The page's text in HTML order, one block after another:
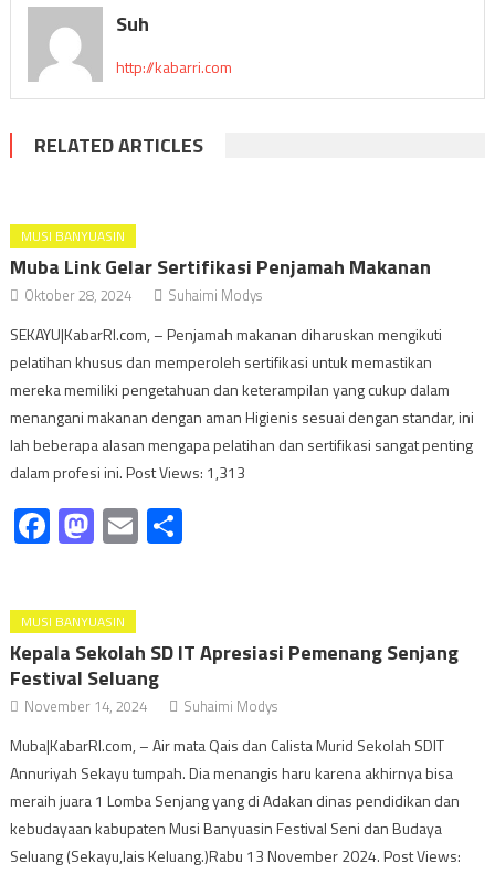
Suh
http://kabarri.com
RELATED ARTICLES
MUSI BANYUASIN
Muba Link Gelar Sertifikasi Penjamah Makanan
Oktober 28, 2024 Suhaimi Modys
SEKAYU|KabarRI.com, – Penjamah makanan diharuskan mengikuti
pelatihan khusus dan memperoleh sertifikasi untuk memastikan
mereka memiliki pengetahuan dan keterampilan yang cukup dalam
menangani makanan dengan aman Higienis sesuai dengan standar, ini
lah beberapa alasan mengapa pelatihan dan sertifikasi sangat penting
dalam profesi ini. Post Views: 1,313
Facebook
Mastodon
Email
MUSI BANYUASIN
Kepala Sekolah SD IT Apresiasi Pemenang Senjang
Festival Seluang
November 14, 2024 Suhaimi Modys
Muba|KabarRI.com, – Air mata Qais dan Calista Murid Sekolah SDIT
Annuriyah Sekayu tumpah. Dia menangis haru karena akhirnya bisa
meraih juara 1 Lomba Senjang yang di Adakan dinas pendidikan dan
kebudayaan kabupaten Musi Banyuasin Festival Seni dan Budaya
Seluang (Sekayu,lais Keluang.)Rabu 13 November 2024. Post Views: